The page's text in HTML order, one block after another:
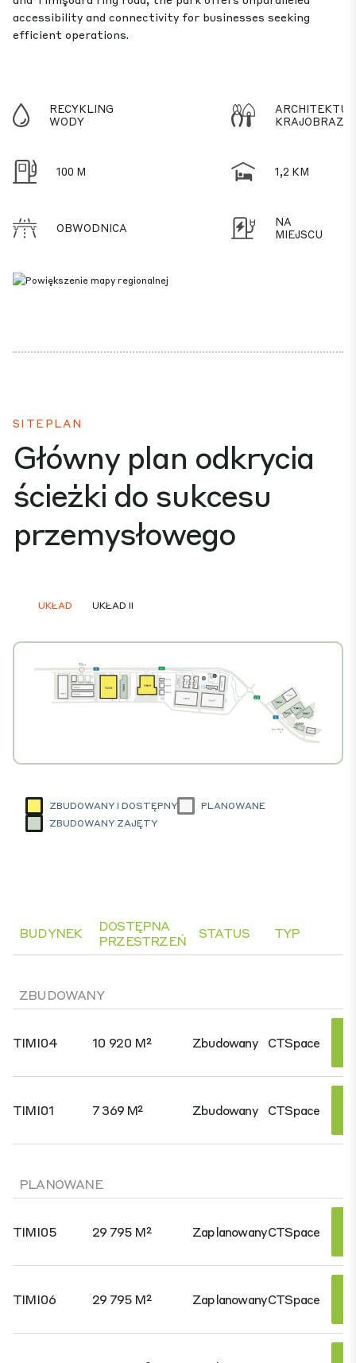
accessibility and connectivity for businesses seeking
efficient operations.
RECYKLING
WODY
KRAJOBRAZU
100 M 1,2 KM
OBWODNICA
NA
MIEJSCU
SITEPLAN
Główny plan odkrycia
ścieżki do sukcesu
przemysłowego
UKŁAD UKŁAD II
ZBUDOWANY I DOSTĘPNY
PLANOWANE
ZBUDOWANY ZAJĘTY
BUDYNEK
DOSTĘPNA
PRZESTRZEŃ
STATUS TYP
ZBUDOWANY
TIMI04 10 920 M² Zbudowany CTSpace
TIMI01 7 369 M² Zbudowany CTSpace
PLANOWANE
TIMI05 29 795 M² ZaplanowanyCTSpace
TIMI06 29 795 M² ZaplanowanyCTSpace